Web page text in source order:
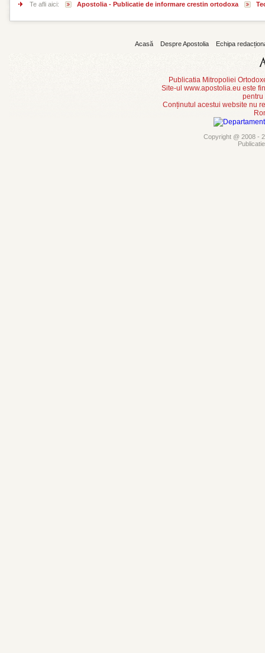
Te afli aici: Apostolia - Publicatie de informare crestin ortodoxa
Acasă Despre Apostolia Echipa
Publicatia Mitropoliei
Site-ul www.apostolia.eu este
pentru
Conținutul acestui website nu
Copyright @ 2008 -